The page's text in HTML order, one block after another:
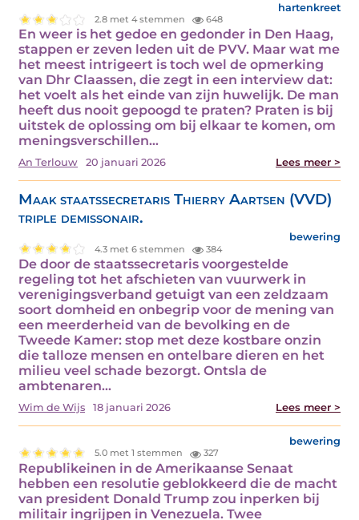
hartenkreet
2.8 met 4 stemmen 648
En weer is het gedoe en gedonder in Den Haag,
stappen er zeven leden uit de PVV. Maar wat me
het meest intrigeert is toch wel de opmerking
van Dhr Claassen, die zegt in een interview dat:
het voelt als het einde van zijn huwelijk. De man
heeft dus nooit gepoogd te praten? Praten is bij
uitstek de oplossing om bij elkaar te komen, om
meningsverschillen…
An Terlouw 20 januari 2026 Lees meer >
Maak staatssecretaris Thierry Aartsen (VVD)
triple demissonair.
bewering
4.3 met 6 stemmen 384
De door de staatssecretaris voorgestelde
regeling tot het afschieten van vuurwerk in
verenigingsverband getuigt van een zeldzaam
soort domheid en onbegrip voor de mening van
een meerderheid van de bevolking en de
Tweede Kamer: stop met deze kostbare onzin
die talloze mensen en ontelbare dieren en het
milieu veel schade bezorgt. Ontsla de
ambtenaren…
Wim de Wijs 18 januari 2026 Lees meer >
bewering
5.0 met 1 stemmen 327
Republikeinen in de Amerikaanse Senaat
hebben een resolutie geblokkeerd die de macht
van president Donald Trump zou inperken bij
militair ingrijpen in Venezuela. Twee